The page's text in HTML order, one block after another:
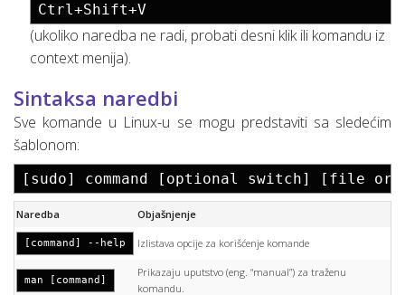
Ctrl+Shift+V
(ukoliko naredba ne radi, probati desni klik ili komandu iz
context menija).
Sintaksa naredbi
Sve komande u Linux-u se mogu predstaviti sa sledećim
šablonom:
[sudo] command [optional switch] [file or
Naredba Objašnjenje
[command] --help Izlistava opcije za korišćenje komande
man [command]
Prikazaju uputstvo (eng. “manual”) za traženu
komandu.